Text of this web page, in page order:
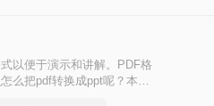
以便于演示和讲解。PDF格
么把pdf转换成ppt呢？本文